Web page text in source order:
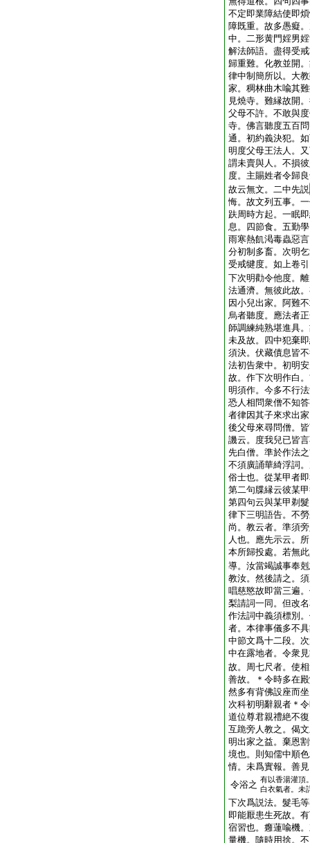
不定即業障結使即
障既重。故多愚癡
中。二形黄門婬男
解法師語。盡得受
歸重難。化教並開
律中制簡所以。大
家。稠林曲木喩其
見燒寺。難縁故開
父母不許。不敢與
寺。佛言聽度五百
通。初約義決犯。
明度父母王法人。
謂未賣與人。不損
度。主賜姓者令歸
故云無文。二中先説
悔。故文列五事。
趺周時方起。一眠
息。四節食。五勤
雨寒熱飢渇毒蟲惡
分初制多畜。次明
受戒犍度。如上卷
下次明勸令他度。
法通濟。無彼此故
因小兒出家。阿難
烏者聽度。應法者
師調練純熟堪進具
未及故。四中犯棄
須決。伏藏債息皆
法初告衆中。初明
故。作下次明作白
明須作。今多不行
恐人相問衆僧不知
者律因其子來求出
後父母來尋問僧。
譏云。度我兒已皆
先白僧。準於作法
不須廣誦華綺浮詞
俗士也。從某甲者
第二句牒縁云彼某
第四句云與某甲剃
律下三明語告。不
尚。教云者。準須
人也。應先示云。
本所歸投處。若無
導。汝當竭誠事奉
教汝。然後請之。
唱慈愍故即當三遍
梨請詞一同。但改
作法詞中義須標別
者。本律事儀多不
中節文爲十二段。
中在露地者。令衆
故。周七尺者。使
善故。＊令時多在
然多有背佛設座而
次科初明辭親者＊
道位尊君親禮絶不
互跪旁人教之。偈
明出家之益。棄恩
境也。則知儒中順
情。未爲實報。善
令浴之 有以香湯灌頂
白衣氣者。未
下次爲説法。髮毛
即能厭患生死故。
宿習也。癰蓮喩機
量機。隨時用捨。